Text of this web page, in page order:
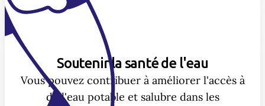
Soutenir la santé de l'eau
Vous pouvez contribuer à améliorer l'accès à
de l'eau potable et salubre dans les